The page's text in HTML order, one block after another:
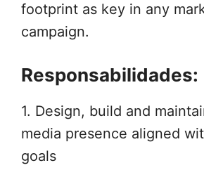
footprint as key in any
campaign.
Responsabilidades:
1. Design, build and
media presence aligned
goals